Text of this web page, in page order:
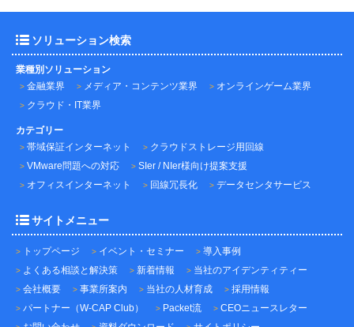
ソリューション検索
業種別ソリューション
金融業界
メディア・コンテンツ業界
オンラインゲーム業界
クラウド・IT業界
カテゴリー
帯域保証インターネット
クラウドストレージ用回線
VMware問題への対応
SIer / NIer様向け提案支援
オフィスインターネット
回線冗長化 データセンタサービス
サイトメニュー
トップページ イベント・セミナー
導入事例
よくある相談と解決策
新着情報
当社のアイデンティティー
会社概要
事業所案内 当社の人材育成
採用情報
パートナー（W-CAP Club）
Packet流
CEOニュースレター